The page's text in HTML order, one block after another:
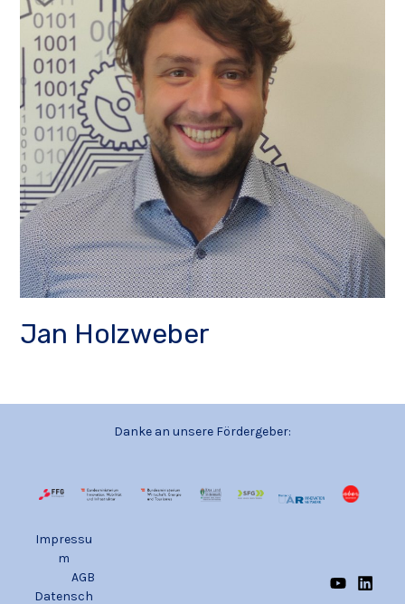
Jan Holzweber
Danke an unsere Fördergeber:
Impressu
m
AGB
Datensch